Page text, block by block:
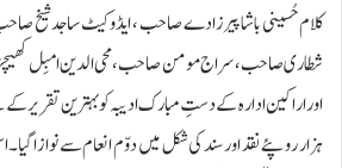
کلام حُسینی باشا پیرزادے صاحب ، ایڈوکیٹ ساجد شیخ
شطاری صاحب ، سراج مومن صاحب ، محی الدین امبِل
اور اراکین ادارہ کے دستِ مبارک ادیبہ کو بہترین تقریر
ہزار روپئے نقد اور سند کی شکل میں دوّم انعام سے نوازا